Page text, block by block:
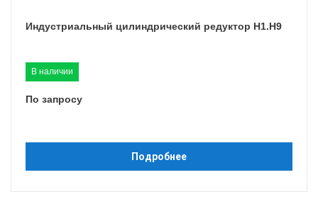
Индустриальный цилиндрический редуктор H1.H9
В наличии
По запросу
Подробнее